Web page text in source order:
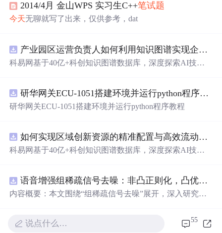
2014/4月 金山WPS 实习生C++笔试题
今天无聊就写了出来，仅供参考，dat
产业园区运营负责人如何利用知识图谱实现企业精准对接与协同？.docx
科易网基于40亿+科创知识图谱数据库，深度探索AI技术
新领域的AI+数智化解决方案，推动科技创新与产业创新
智能化发展。
研华网关ECU-1051搭建环境并运行python程序教程
研华网关ECU-1051搭建环境并运行python程序教程
如何实现区域创新资源的精准配置与高效流动？.docx
科易网基于40亿+科创知识图谱数据库，深度探索AI技术
新领域的AI+数智化解决方案，推动科技创新与产业创新
智能化发展。
语音增强组稀疏信号去噪：非凸正则化，凸优化研究（Matlab代码实现）
内容概要：本文围绕“组稀疏信号去噪”展开，深入研究了
则项克服传统稀疏恢复方法的局限性，从而在语音增强等
说点什么… 55